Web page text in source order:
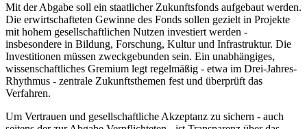
Mit der Abgabe soll ein staatlicher Zukunftsfonds aufgebaut werden.
Die erwirtschafteten Gewinne des Fonds sollen gezielt in Projekte
mit hohem gesellschaftlichen Nutzen investiert werden -
insbesondere in Bildung, Forschung, Kultur und Infrastruktur. Die
Investitionen müssen zweckgebunden sein. Ein unabhängiges,
wissenschaftliches Gremium legt regelmäßig - etwa im Drei-Jahres-
Rhythmus - zentrale Zukunftsthemen fest und überprüft das
Verfahren.
Um Vertrauen und gesellschaftliche Akzeptanz zu sichern - auch